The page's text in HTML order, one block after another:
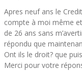
Apres neuf ans le
compte à moi même
de 26 ans sans
répondu que
Ont ils le droit? que
Merci pour votre